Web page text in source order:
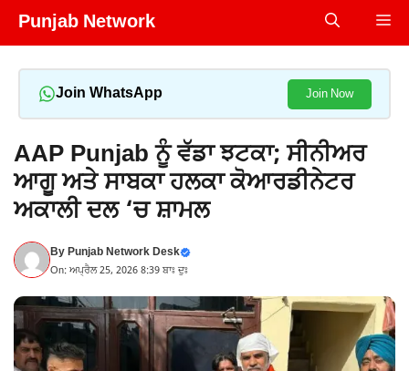
Skip
Punjab Network
Join WhatsApp Join Now
AAP Punjab ਨੂੰ ਵੱਡਾ ਝਟਕਾ; ਸੀਨੀਅਰ
ਆਗੂ ਅਤੇ ਸਾਬਕਾ ਹਲਕਾ ਕੋਆਰਡੀਨੇਟਰ
ਅਕਾਲੀ ਦਲ ‘ਚ ਸ਼ਾਮਲ
ByPunjab Network Desk
On: ਅਪ੍ਰੈਲ 25, 2026 8:39 ਬਾਃ ਦੁਃ